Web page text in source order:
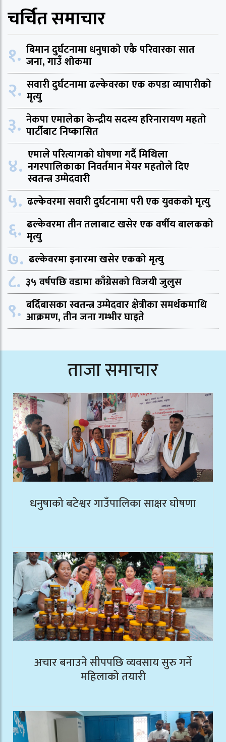
चर्चित समाचार
१. बिमान दुर्घटनामा धनुषाको एकै परिवारका सात
जना, गाउँ शोकमा
२. सवारी दुर्घटनामा ढल्केवरका एक कपडा व्यापारीको
मृत्यु
३. नेकपा एमालेका केन्द्रीय सदस्य हरिनारायण महतो
पार्टीबाट निष्कासित
४. एमाले परित्यागको घोषणा गर्दै मिथिला
नगरपालिकाका निवर्तमान मेयर महतोले दिए
स्वतन्त्र उम्मेदवारी
५. ढल्केवरमा सवारी दुर्घटनामा परी एक युवकको मृत्यु
६. ढल्केवरमा तीन तलाबाट खसेर एक वर्षीय बालकको
मृत्यु
७. ढल्केवरमा इनारमा खसेर एकको मृत्यु
८. ३५ वर्षपछि वडामा काँग्रेसको विजयी जुलुस
९. बर्दिबासका स्वतन्त्र उम्मेदवार क्षेत्रीका समर्थकमाथि
आक्रमण, तीन जना गम्भीर घाइते
ताजा समाचार
धनुषाको बटेश्वर गाउँपालिका साक्षर घोषणा
अचार बनाउने सीपपछि व्यवसाय सुरु गर्ने
महिलाको तयारी